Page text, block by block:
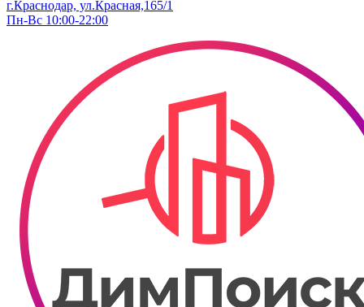
г.Краснодар, ул.Красная,165/1
Пн-Вс 10:00-22:00